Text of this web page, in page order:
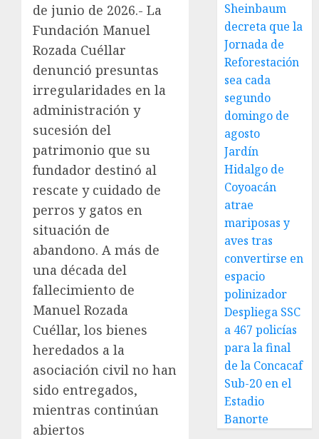
de junio de 2026.- La
Fundación Manuel
Rozada Cuéllar
denunció presuntas
irregularidades en la
administración y
sucesión del
patrimonio que su
fundador destinó al
rescate y cuidado de
perros y gatos en
situación de
abandono. A más de
una década del
fallecimiento de
Manuel Rozada
Cuéllar, los bienes
heredados a la
asociación civil no han
sido entregados,
mientras continúan
abiertos
Sheinbaum
decreta que la
Jornada de
Reforestación
sea cada
segundo
domingo de
agosto
Jardín
Hidalgo de
Coyoacán
atrae
mariposas y
aves tras
convertirse en
espacio
polinizador
Despliega SSC
a 467 policías
para la final
de la Concacaf
Sub-20 en el
Estadio
Banorte